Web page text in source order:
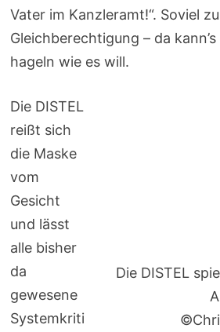
Vater im Kanzleramt!“. Soviel
Gleichberechtigung – da
hageln wie es will.
Die DISTEL
Die DISTEL
reißt sich
die Maske
vom
Gesicht
und lässt
alle bisher
da
gewesene
Systemkriti